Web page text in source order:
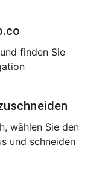
finden Sie
wählen Sie den
und schneiden